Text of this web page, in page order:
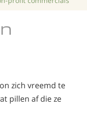
zich vreemd te
pillen af die ze